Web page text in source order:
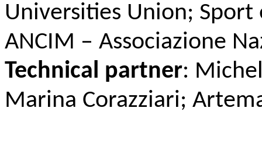
Universities Union;
ANCIM – Associazione
Technical partner:
Marina Corazziari;